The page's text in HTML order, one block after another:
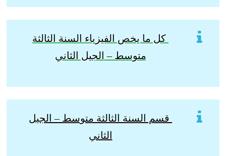
كل ما يخص الفيزياء السنة الثالثة
متوسط – الجيل الثاني
قسم السنة الثالثة متوسط – الجيل
الثاني